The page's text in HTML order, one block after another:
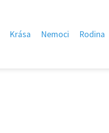
Krása Nemoci Rodina